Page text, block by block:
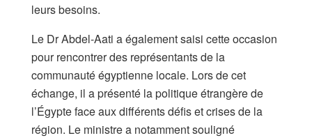
leurs besoins.
Le Dr Abdel-Aati a également saisi cette occasion
pour rencontrer des représentants de la
communauté égyptienne locale. Lors de cet
échange, il a présenté la politique étrangère de
l’Égypte face aux différents défis et crises de la
région. Le ministre a notamment souligné